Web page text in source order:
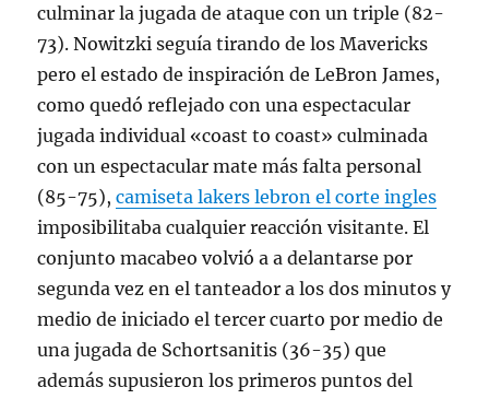
culminar la jugada de ataque con un triple (82-
73). Nowitzki seguía tirando de los Mavericks
pero el estado de inspiración de LeBron James,
como quedó reflejado con una espectacular
jugada individual «coast to coast» culminada
con un espectacular mate más falta personal
(85-75),camiseta lakers lebron el corte ingles
imposibilitaba cualquier reacción visitante. El
conjunto macabeo volvió a a delantarse por
segunda vez en el tanteador a los dos minutos y
medio de iniciado el tercer cuarto por medio de
una jugada de Schortsanitis (36-35) que
además supusieron los primeros puntos del